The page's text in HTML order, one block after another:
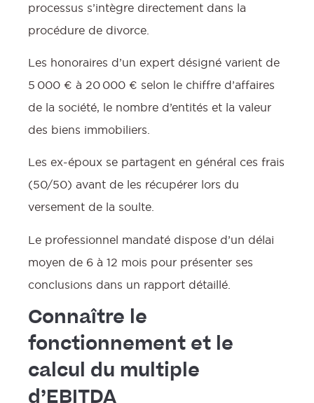
processus s’intègre directement dans la
procédure de divorce.
Les honoraires d’un expert désigné varient de
5 000 € à 20 000 € selon le chiffre d’affaires
de la société, le nombre d’entités et la valeur
des biens immobiliers.
Les ex-époux se partagent en général ces frais
(50/50) avant de les récupérer lors du
versement de la soulte.
Le professionnel mandaté dispose d’un délai
moyen de 6 à 12 mois pour présenter ses
conclusions dans un rapport détaillé.
Connaître le
fonctionnement et le
calcul du multiple
d’EBITDA